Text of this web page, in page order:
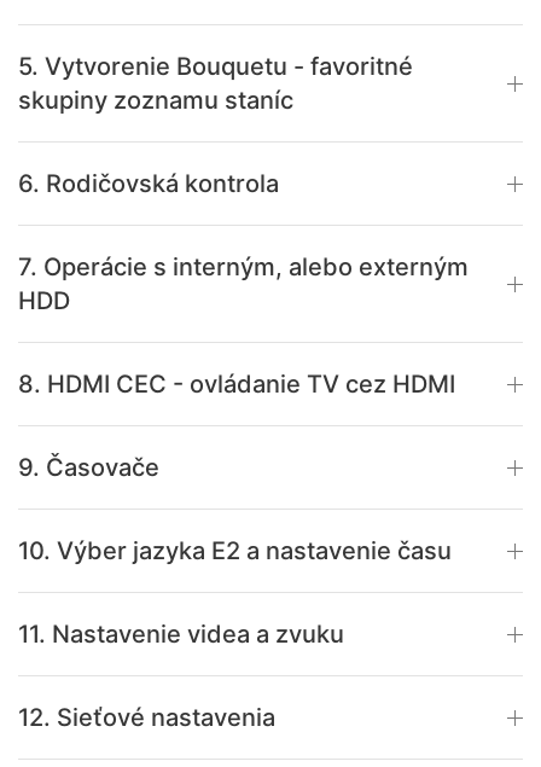
5. Vytvorenie Bouquetu - favoritné
skupiny zoznamu staníc
6. Rodičovská kontrola
7. Operácie s interným, alebo externým
HDD
8. HDMI CEC - ovládanie TV cez HDMI
9. Časovače
10. Výber jazyka E2 a nastavenie času
11. Nastavenie videa a zvuku
12. Sieťové nastavenia